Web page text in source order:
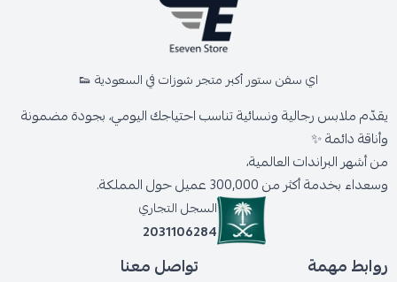
اي سفن ستور أكبر متجر شوزات في السعودية 👟
يقدّم ملابس رجالية ونسائية تناسب احتياجك اليومي، بجودة مضمونة
وأناقة دائمة ✨
من أشهر البراندات العالمية،
وسعداء بخدمة أكثر من 300,000 عميل حول المملكة.
السجل التجاري
2031106284
روابط مهمة تواصل معنا